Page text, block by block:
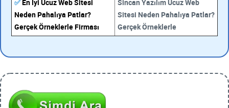
✅ En İyi Ucuz Web Sitesi
Neden Pahalıya Patlar?
Gerçek Örneklerle Firması
Sincan Yazılım Ucuz Web
Sitesi Neden Pahalıya Patlar?
Gerçek Örneklerle